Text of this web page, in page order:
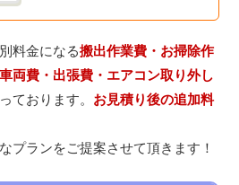
料金になる搬出作業費・お掃除作
両費・出張費・エアコン取り外し
ております。 お見積り後の追加料
プランをご提案させて頂きます！